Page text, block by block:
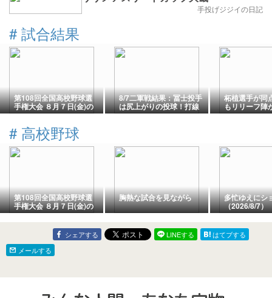
手投げジジイの日記
# 試合結果
第108回全国高校野球選
手権大会 ８月７日(金)の
試合結果
8/7二軍戦結果：冨士投手
は尻上がりの投球！打線
は打者一巡の猛攻！
柘植選手が同
もリリーフ陣
転落(L-H 18
# 高校野球
第108回全国高校野球選
手権大会 ８月７日(金)の
試合結果
胸熱な試合を見ながら 多忙ゆえにシ
（2026/8/7）
シェアする LINEする
はてブする
メールする